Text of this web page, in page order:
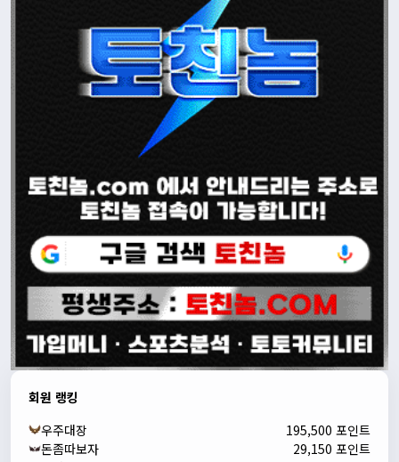
회원 랭킹
우주대장
195,500 포인트
돈좀따보자
29,150 포인트